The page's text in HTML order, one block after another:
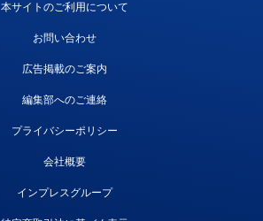
本サイトのご利用について
お問い合わせ
広告掲載のご案内
編集部へのご連絡
プライバシーポリシー
会社概要
インプレスグループ